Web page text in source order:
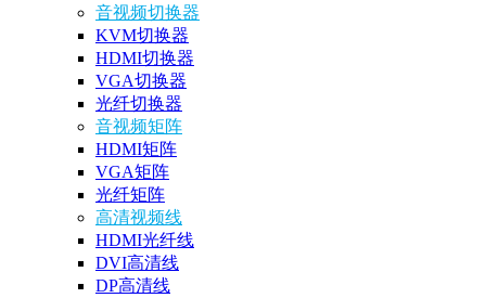
音视频切换器
KVM切换器
HDMI切换器
VGA切换器
光纤切换器
音视频矩阵
HDMI矩阵
VGA矩阵
光纤矩阵
高清视频线
HDMI光纤线
DVI高清线
DP高清线